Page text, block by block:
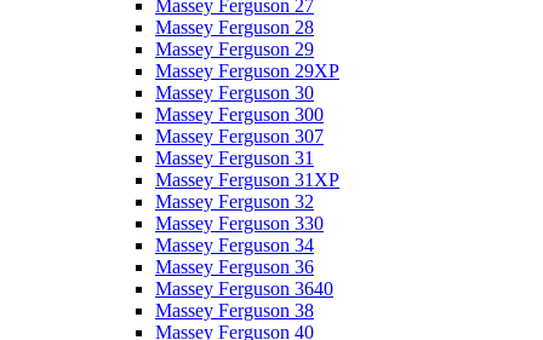
Massey Ferguson 27
Massey Ferguson 28
Massey Ferguson 29
Massey Ferguson 29XP
Massey Ferguson 30
Massey Ferguson 300
Massey Ferguson 307
Massey Ferguson 31
Massey Ferguson 31XP
Massey Ferguson 32
Massey Ferguson 330
Massey Ferguson 34
Massey Ferguson 36
Massey Ferguson 3640
Massey Ferguson 38
Massey Ferguson 40